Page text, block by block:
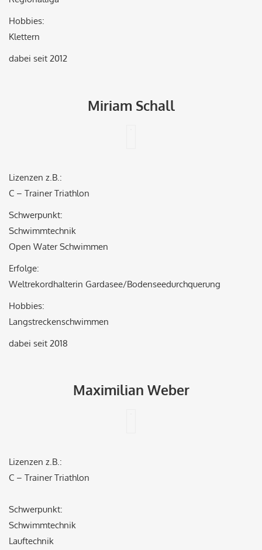
Hobbies:
Klettern
dabei seit 2012
Miriam Schall
Lizenzen z.B.:
C – Trainer Triathlon
Schwerpunkt:
Schwimmtechnik
Open Water Schwimmen
Erfolge:
Weltrekordhalterin Gardasee/Bodenseedurchquerung
Hobbies:
Langstreckenschwimmen
dabei seit 2018
Maximilian Weber
Lizenzen z.B.:
C – Trainer Triathlon
Schwerpunkt:
Schwimmtechnik
Lauftechnik